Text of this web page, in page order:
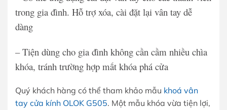
trong gia đình. Hỗ trợ xóa, cài đặt lại vân tay dễ
dàng
– Tiện dùng cho gia đình không cần cầm nhiều chìa
khóa, tránh trường hợp mất khóa phá cửa
Quý khách hàng có thể tham khảo mẫu khoá vân
tay cửa kính OLOK G505. Một mẫu khóa vừa tiện lợi,